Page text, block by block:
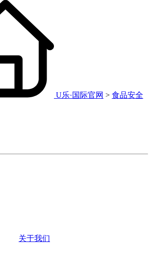
U乐·国际官网 > 食品安全
关于我们